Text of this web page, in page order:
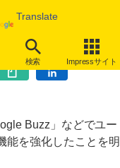
Translate
検索 Impressサイト
Buzz」などでユー
能を強化したことを明